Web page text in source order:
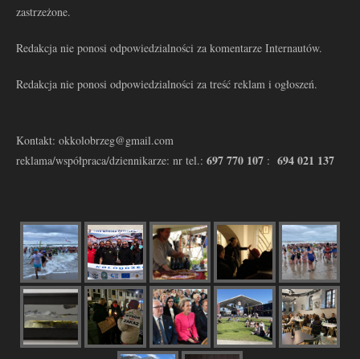
zastrzeżone.
Redakcja nie ponosi odpowiedzialności za komentarze Internautów.
Redakcja nie ponosi odpowiedzialności za treść reklam i ogłoszeń.
Kontakt: okkolobrzeg@gmail.com
reklama/współpraca/dziennikarze: nr tel.: 697 770 107 : 694 021 137